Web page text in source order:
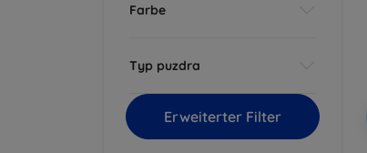
Farbe
Typ puzdra
Erweiterter Filter